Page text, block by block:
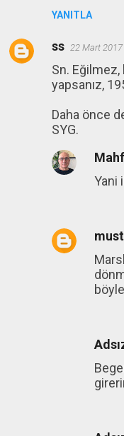
YANITLA
ss 22 Mart
Sn. Eğilmez,
yapsanız,
Daha önce
SYG.
Yani